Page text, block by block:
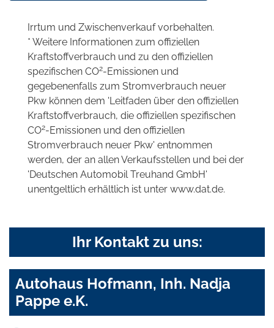
Irrtum und Zwischenverkauf vorbehalten.
* Weitere Informationen zum offiziellen
Kraftstoffverbrauch und zu den offiziellen
spezifischen CO2-Emissionen und
gegebenenfalls zum Stromverbrauch neuer
Pkw können dem 'Leitfaden über den offiziellen
Kraftstoffverbrauch, die offiziellen spezifischen
CO2-Emissionen und den offiziellen
Stromverbrauch neuer Pkw' entnommen
werden, der an allen Verkaufsstellen und bei der
'Deutschen Automobil Treuhand GmbH'
unentgeltlich erhältlich ist unter www.dat.de.
Ihr Kontakt zu uns:
Autohaus Hofmann, Inh. Nadja
Pappe e.K.